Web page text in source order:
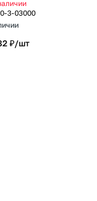
3-03000
₽/шт